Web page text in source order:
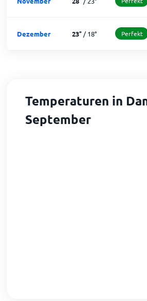
Dezember 23°/18° Perfekt
Temperaturen in
September